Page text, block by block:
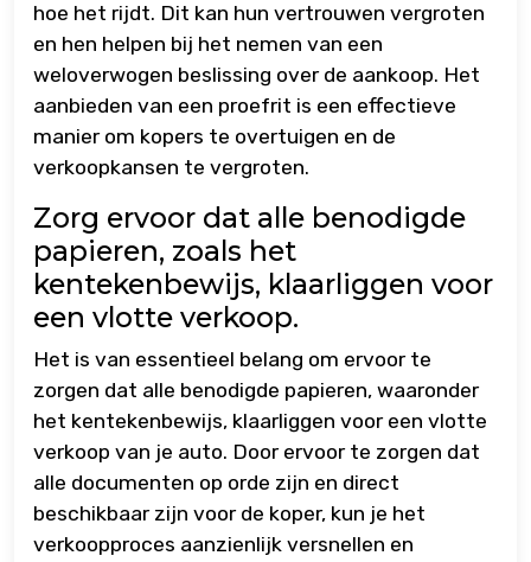
hoe het rijdt. Dit kan hun vertrouwen vergroten
en hen helpen bij het nemen van een
weloverwogen beslissing over de aankoop. Het
aanbieden van een proefrit is een effectieve
manier om kopers te overtuigen en de
verkoopkansen te vergroten.
Zorg ervoor dat alle benodigde
papieren, zoals het
kentekenbewijs, klaarliggen voor
een vlotte verkoop.
Het is van essentieel belang om ervoor te
zorgen dat alle benodigde papieren, waaronder
het kentekenbewijs, klaarliggen voor een vlotte
verkoop van je auto. Door ervoor te zorgen dat
alle documenten op orde zijn en direct
beschikbaar zijn voor de koper, kun je het
verkoopproces aanzienlijk versnellen en